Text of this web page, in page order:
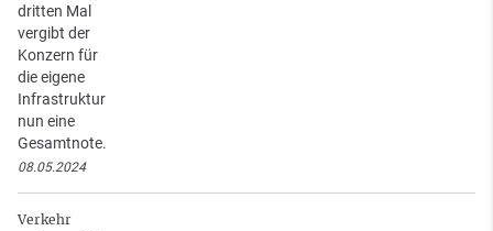
dritten Mal
vergibt der
Konzern für
die eigene
Infrastruktur
nun eine
Gesamtnote.
08.05.2024
Verkehr